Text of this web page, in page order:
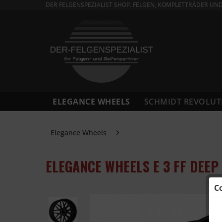
DER FELGENSPEZIALIST SHOP. FELGEN, KOMPLETTRÄDER
ELEGANCE WHEELS SCHMIDT
Elegance Wheels
ELEGANCE WHEELS E 3 FF